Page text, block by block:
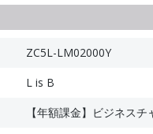
ZC5L-LM02000Y
L is B
【年額課金】ビジネス